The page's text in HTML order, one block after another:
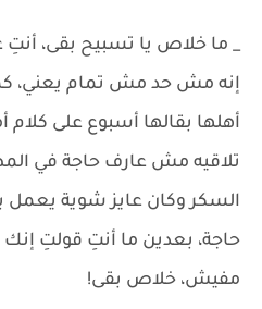
_ ما خلاص يا تسبيح بقى، أنتِ
إنه مش حد مش تمام يعني،
أهلها بقالها أسبوع على كلام
تلاقيه مش عارف حاجة في
السكر وكان عايز شوية يعمل
حاجة، بعدين ما أنتِ قولتِ إنك
مفيش، خلاص بقى!